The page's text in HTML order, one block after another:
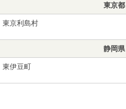
東京都
東京利島村
静岡県
東伊豆町